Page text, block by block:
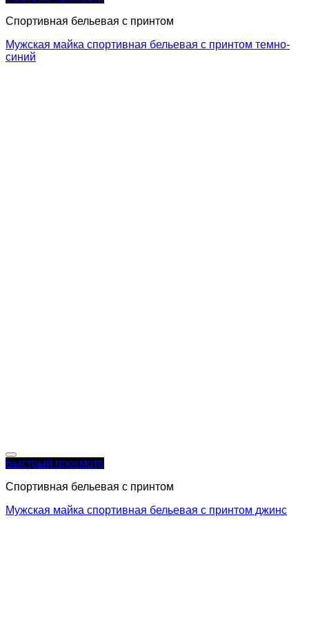
Спортивная бельевая с принтом
Мужская майка спортивная бельевая с принтом темно-
синий
Быстрый просмотр
Спортивная бельевая с принтом
Мужская майка спортивная бельевая с принтом джинс